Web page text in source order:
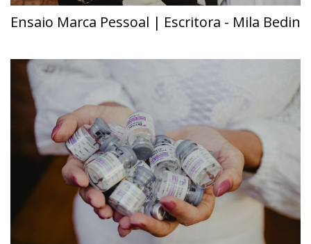
Ensaio Marca Pessoal | Escritora - Mila Bedin